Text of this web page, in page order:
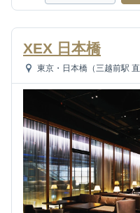
XEX 日本橋
東京・日本橋（三越前駅 直